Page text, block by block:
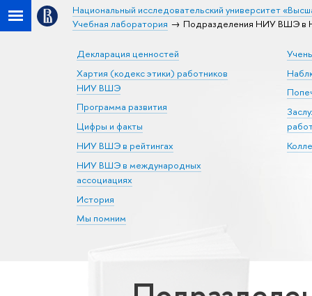
Национальный исследовательский университет
Учебная лаборатория
Подразделения НИУ ВШЭ в
Декларация ценностей
Хартия (кодекс этики) работников
НИУ ВШЭ
Программа развития
Цифры и факты
НИУ ВШЭ в рейтингах
НИУ ВШЭ в международных
ассоциациях
История
Мы помним